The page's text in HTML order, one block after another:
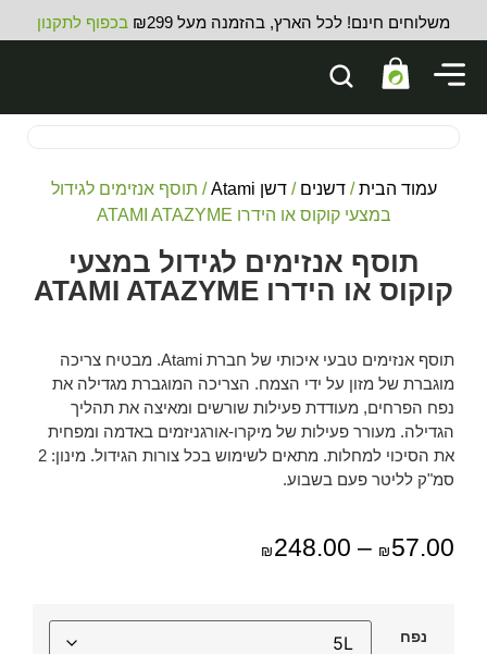
משלוחים חינם! לכל הארץ, בהזמנה מעל ₪299 בכפוף לתקנון
עמוד הבית/דשנים /דשן Atami
/ תוסף אנזימים לגידול
במצעי קוקוס או הידרו ATAMI ATAZYME
תוסף אנזימים לגידול במצעי
קוקוס או הידרו ATAMI ATAZYME
תוסף אנזימים טבעי איכותי של חברת Atami. מבטיח צריכה
מוגברת של מזון על ידי הצמח. הצריכה המוגברת מגדילה את
נפח הפרחים, מעודדת פעילות שורשים ומאיצה את תהליך
הגדילה. מעורר פעילות של מיקרו-אורגניזמים באדמה ומפחית
את הסיכוי למחלות. מתאים לשימוש בכל צורות הגידול. מינון: 2
סמ"ק לליטר פעם בשבוע.
₪ 57.00
–
₪ 248.00
נפח